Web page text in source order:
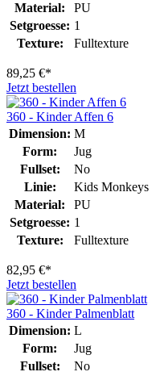
Material:
PU
Setgroesse: 1
Texture:
Fulltexture
89,25 €*
Jetzt bestellen
360 - Kinder Affen 6
Dimension: M
Form:
Jug
Fullset:
No
Linie:
Kids Monkeys
Material:
PU
Setgroesse: 1
Texture:
Fulltexture
82,95 €*
Jetzt bestellen
360 - Kinder Palmenblatt
Dimension: L
Form:
Jug
Fullset:
No